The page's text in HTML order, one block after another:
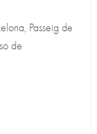
Passeig de
de